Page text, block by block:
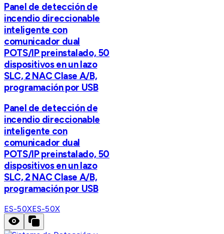
Panel de detección de
incendio direccionable
inteligente con
comunicador dual
POTS/IP preinstalado, 50
dispositivos en un lazo
SLC, 2 NAC Clase A/B,
programación por USB
Panel de detección de
incendio direccionable
inteligente con
comunicador dual
POTS/IP preinstalado, 50
dispositivos en un lazo
SLC, 2 NAC Clase A/B,
programación por USB
ES-50XES-50X